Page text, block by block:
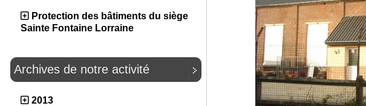
Protection des bâtiments du siège
Sainte Fontaine Lorraine
Archives de notre activité
2013